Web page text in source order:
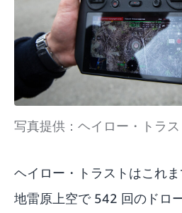
写真提供：ヘイロー・トラス
ヘイロー・トラストはこれ
地雷原上空で 542 回のドロ